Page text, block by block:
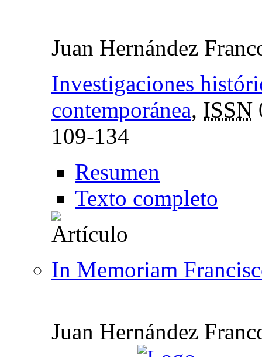
Juan Hernández
Investigaciones
contemporánea, ISSN
109-134
Resumen
Texto completo
In Memoriam
Juan Hernández